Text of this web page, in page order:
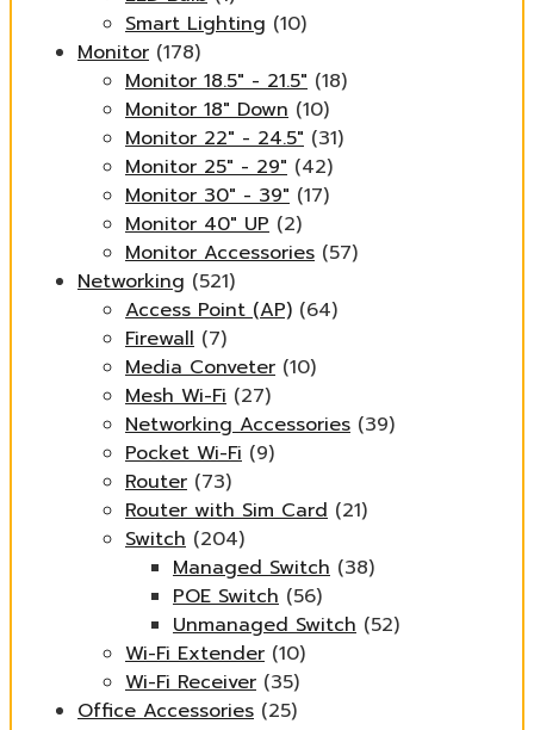
Smart Lighting (10)
Monitor (178)
Monitor 18.5" - 21.5" (18)
Monitor 18" Down (10)
Monitor 22" - 24.5" (31)
Monitor 25" - 29" (42)
Monitor 30" - 39" (17)
Monitor 40" UP (2)
Monitor Accessories (57)
Networking (521)
Access Point (AP) (64)
Firewall (7)
Media Conveter (10)
Mesh Wi-Fi (27)
Networking Accessories (39)
Pocket Wi-Fi (9)
Router (73)
Router with Sim Card (21)
Switch (204)
Managed Switch (38)
POE Switch (56)
Unmanaged Switch (52)
Wi-Fi Extender (10)
Wi-Fi Receiver (35)
Office Accessories (25)